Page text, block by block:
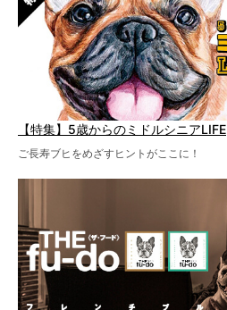
【特集】5歳からのミドルシニアLIFE
ご長寿ブヒをめざすヒントがここに！